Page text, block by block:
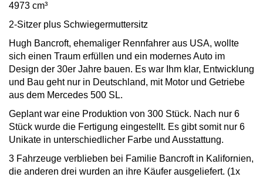
4973 cm³
2-Sitzer plus Schwiegermuttersitz
Hugh Bancroft, ehemaliger Rennfahrer aus USA, wollte
sich einen Traum erfüllen und ein modernes Auto im
Design der 30er Jahre bauen. Es war Ihm klar, Entwicklung
und Bau geht nur in Deutschland, mit Motor und Getriebe
aus dem Mercedes 500 SL.
Geplant war eine Produktion von 300 Stück. Nach nur 6
Stück wurde die Fertigung eingestellt. Es gibt somit nur 6
Unikate in unterschiedlicher Farbe und Ausstattung.
3 Fahrzeuge verblieben bei Familie Bancroft in Kalifornien,
die anderen drei wurden an ihre Käufer ausgeliefert. (1x